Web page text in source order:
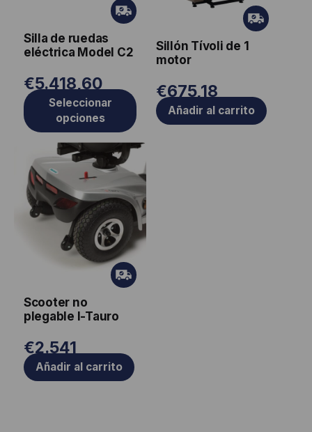
Silla de ruedas
eléctrica Model C2
Gr
ati
€5.418,60
Seleccionar
opciones
pueden
en
la
página
producto
Sillón Tívoli de 1
motor
Gr
ati
€675,18
Añadir al carrito
Scooter no
plegable I-Tauro
Gr
ati
€2.541
Añadir al carrito